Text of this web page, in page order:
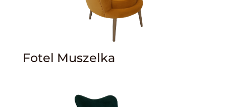
Fotel Muszelka